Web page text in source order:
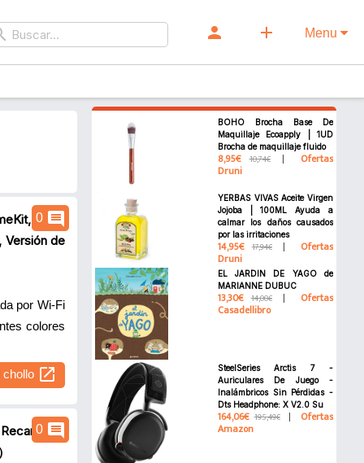
person add Menu
0 comment
Alexa
Versión de
por Wi-Fi
colores
chollo open_in_new
0 comment
BOHO Brocha Base De
Maquillaje Ecoapply | 1UD
Brocha de maquillaje fluido
8,95€ 10,74€ Ofertas
Druni
YERBAS VIVAS Aceite Virgen
Jojoba | 100ML Ayuda a
calmar los daños causados
por las irritaciones
14,95€ 17,94€ Ofertas
Druni
EL JARDIN DE YAGO de
MARIANNE DUBUC
13,30€ 14,00€ Ofertas
Casadellibro
SteelSeries Arctis 7 -
Auriculares De Juego -
Inalámbricos Sin Pérdidas -
Dts Headphone: X V2.0 Su
164,06€ 195,49€ Ofertas
Amazon